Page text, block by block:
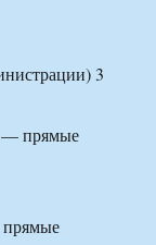
3
— прямые